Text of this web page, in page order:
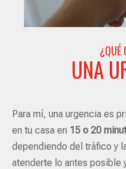
¿QUÉ
UNA
Para mí, una urgencia es
en tu casa en 15 o 20
dependiendo del tráfico y
atenderte lo antes posible